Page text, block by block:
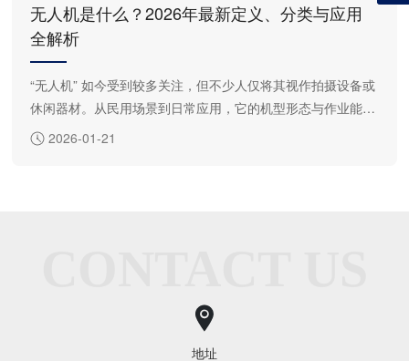
无人机是什么？2026年最新定义、分类与应用
全解析
“无人机” 如今受到较多关注，但不少人仅将其视作拍摄设备或
休闲器材。从民用场景到日常应用，它的机型形态与作业能力
均出现明显发展变化。本文将系统梳理无人机的基础定义、主
2026-01-21
地址